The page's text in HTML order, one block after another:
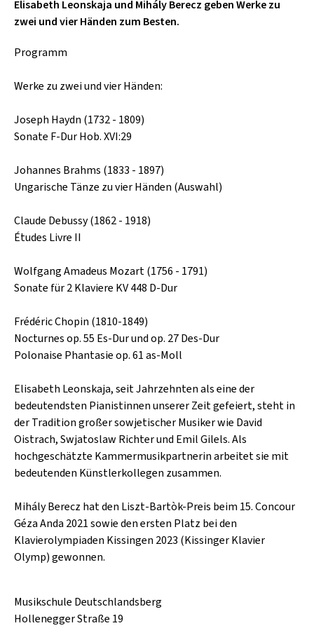
CAFÉ WOLF
GOLD & PECH THEATER
HARD & HEAVY
SINGER-SONGWRITER
VOLKSMUSIK
KULTURLAND STEIERMARK
Elisabeth Leonskaja und Mihály Berecz geben Werke zu
zwei und vier Händen zum Besten.
Programm
Werke zu zwei und vier Händen:
Joseph Haydn (1732 - 1809)
Sonate F-Dur Hob. XVI:29
Johannes Brahms (1833 - 1897)
Ungarische Tänze zu vier Händen (Auswahl)
Claude Debussy (1862 - 1918)
Études Livre II
Wolfgang Amadeus Mozart (1756 - 1791)
Sonate für 2 Klaviere KV 448 D-Dur
Frédéric Chopin (1810-1849)
Nocturnes op. 55 Es-Dur und op. 27 Des-Dur
Polonaise Phantasie op. 61 as-Moll
Elisabeth Leonskaja, seit Jahrzehnten als eine der
bedeutendsten Pianistinnen unserer Zeit gefeiert, steht in
der Tradition großer sowjetischer Musiker wie David
Oistrach, Swjatoslaw Richter und Emil Gilels. Als
hochgeschätzte Kammermusikpartnerin arbeitet sie mit
bedeutenden Künstlerkollegen zusammen.
Mihály Berecz hat den Liszt-Bartòk-Preis beim 15. Concour
Géza Anda 2021 sowie den ersten Platz bei den
Klavierolympiaden Kissingen 2023 (Kissinger Klavier
Olymp) gewonnen.
Musikschule Deutschlandsberg
Hollenegger Straße 19